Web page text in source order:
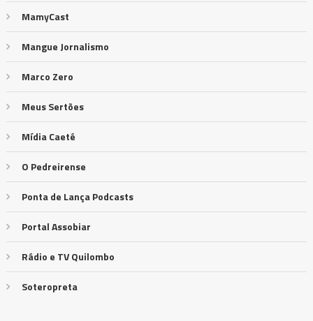
MamyCast
Mangue Jornalismo
Marco Zero
Meus Sertões
Mídia Caeté
O Pedreirense
Ponta de Lança Podcasts
Portal Assobiar
Rádio e TV Quilombo
Soteropreta